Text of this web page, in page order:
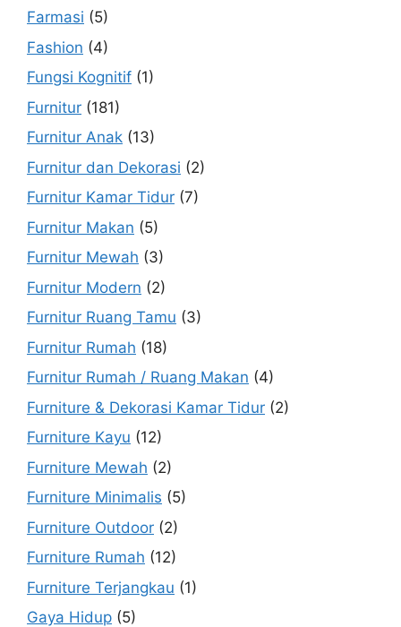
Farmasi (5)
Fashion (4)
Fungsi Kognitif (1)
Furnitur (181)
Furnitur Anak (13)
Furnitur dan Dekorasi (2)
Furnitur Kamar Tidur (7)
Furnitur Makan (5)
Furnitur Mewah (3)
Furnitur Modern (2)
Furnitur Ruang Tamu (3)
Furnitur Rumah (18)
Furnitur Rumah / Ruang Makan (4)
Furniture & Dekorasi Kamar Tidur (2)
Furniture Kayu (12)
Furniture Mewah (2)
Furniture Minimalis (5)
Furniture Outdoor (2)
Furniture Rumah (12)
Furniture Terjangkau (1)
Gaya Hidup (5)